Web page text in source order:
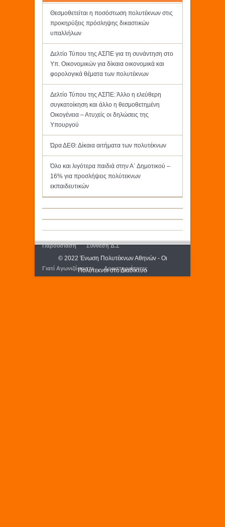
Θεσμοθετείται η ποσόστωση πολυτέκνων στις
προκηρύξεις πρόσληψης δικαστικών
υπαλλήλων
Δελτίο Τύπου της ΑΣΠΕ για τη συνάντηση στο
Υπ. Οικονομικών για δίκαια οικονομικά και
φορολογικά θέματα των πολυτέκνων
Δελτίο Τύπου της ΑΣΠΕ: Άλλο η ελεύθερη
συγκατοίκηση και άλλο η θεσμοθετημένη
Οικογένεια – Ατυχείς οι δηλώσεις της
Υπουργού
Ώρα ΔΕΘ: Δίκαια αιτήματα των πολυτέκνων
Όλο και λιγότερα παιδιά στην Α΄ Δημοτικού –
16% για προσλήψεις πολύτεκνων
εκπαιδευτικών
Παρουσίαση Σύνθεση Δ.Σ
Γιατί Αγωνιζόμαστε Δραστηριότητες
© 2022 Ένωση Πολυτέκνων Αθηνών - Οι
Πολύτεκνοι στο Διαδίκτυο